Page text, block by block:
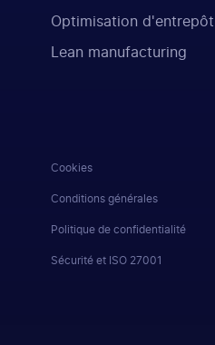
Optimisation d'entrepôt
Lean manufacturing
Cookies
Conditions générales
Politique de confidentialité
Sécurité et ISO 27001